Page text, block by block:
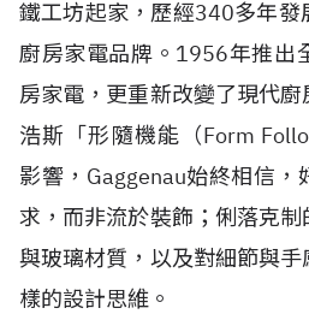
鐵工坊起家，歷經340多年發
廚房家電品牌。1956年推出
房家電，更重新改變了現代
浩斯「形隨機能（Form
影響，Gaggenau始終相信，
求，而非流於裝飾；俐落克
與玻璃材質，以及對細節與
樣的設計思維。